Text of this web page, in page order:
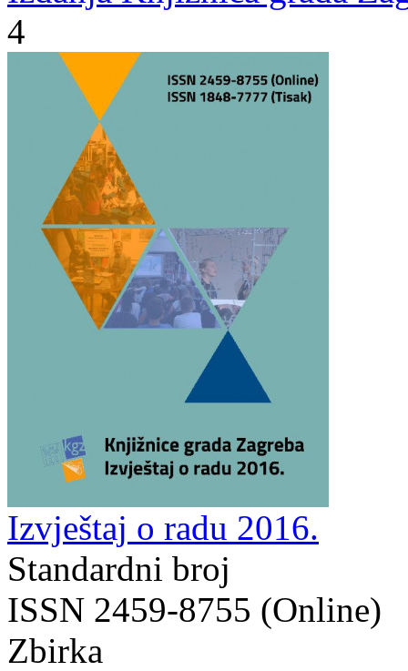
4
Izvještaj o radu 2016.
Standardni broj
ISSN 2459-8755 (Online)
Zbirka